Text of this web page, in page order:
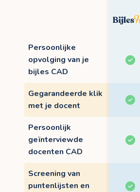
Persoonlijke
opvolging van je
bijles CAD
Gegarandeerde klik
met je docent
Persoonlijk
geïnterviewde
docenten CAD
Screening van
puntenlijsten en